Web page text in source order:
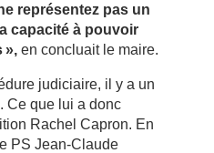
représentez pas un
capacité à pouvoir
», en concluait le maire.
judiciaire, il y a un
Ce que lui a donc
Rachel Capron. En
PS Jean-Claude